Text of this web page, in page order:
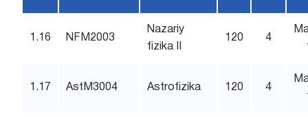
1.16 NFM2003
Nazariy
fizika II
120 4
1.17 AstM3004 Astrofizika 120 4